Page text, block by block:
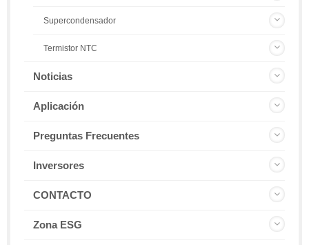
Supercondensador
Termistor NTC
Noticias
Aplicación
Preguntas Frecuentes
Inversores
CONTACTO
Zona ESG